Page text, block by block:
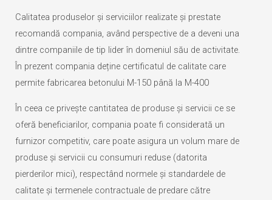
Calitatea produselor și serviciilor realizate și prestate
recomandă compania, având perspective de a deveni una
dintre companiile de tip lider în domeniul său de activitate.
În prezent compania deține certificatul de calitate care
permite fabricarea betonului M-150 până la M-400
În ceea ce privește cantitatea de produse și servicii ce se
oferă beneficiarilor, compania poate fi considerată un
furnizor competitiv, care poate asigura un volum mare de
produse și servicii cu consumuri reduse (datorita
pierderilor mici), respectând normele și standardele de
calitate și termenele contractuale de predare către